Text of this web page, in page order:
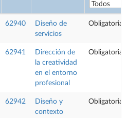
62940
Diseño de
servicios
Obligatoria
62941
Dirección de
la creatividad
en el entorno
profesional
Obligatoria
62942
Diseño y
contexto
Obligatoria